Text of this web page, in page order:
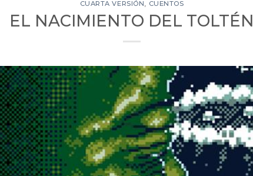
CUARTA VERSIÓN, CUENTOS
EL NACIMIENTO DEL TOLTÉN